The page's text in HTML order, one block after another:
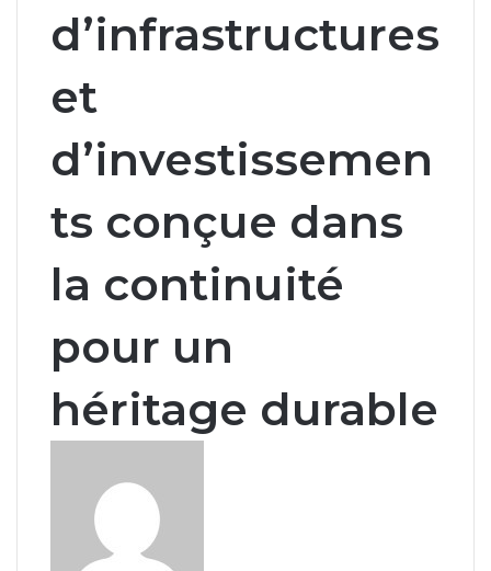
d’infrastructures
et
d’investissemen
ts conçue dans
la continuité
pour un
héritage durable